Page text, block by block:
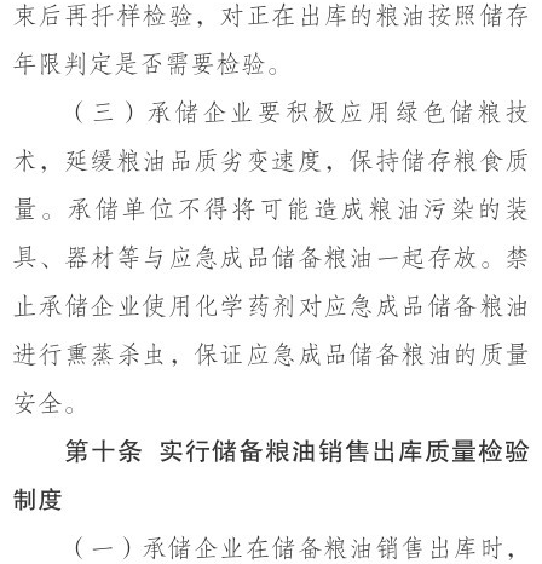
束后再扦样检验，对正在出库的粮油 按照 储存
年限判定是否需要检验。
（三） 承储企业要积极应用绿色储粮技
术，延缓粮油 品 质劣变速度，保持储存粮食质
量。承储单位不得将可能造成粮油污染的装
具、器材等与应急成品储备粮油一起存放。禁
止承储企业使用化学药剂对应急成品储备粮油
进行熏蒸杀虫，保证应急成品储备粮油的质量
安全。
第十条
实行储备粮油销售出库质量检验
制度
（ 一） 承储企业在储备粮油销售出库时，